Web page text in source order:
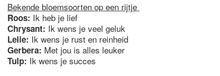
Bekende bloemsoorten op een rijtje
Roos: Ik heb je lief
Chrysant: Ik wens je veel geluk
Lelie: Ik wens je rust en reinheid
Gerbera: Met jou is alles leuker
Tulp: Ik wens je succes